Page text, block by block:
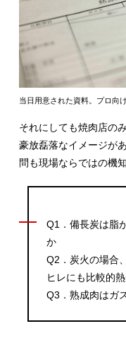
当日用意された資料。プロ向
それにしても焼肉店の
豪放磊落なイメージが
問も現場ならではの機
Q1．備長炭は脂
か
Q2．炭火の場合
ヒレにも比較的
Q3．熟成肉はガ